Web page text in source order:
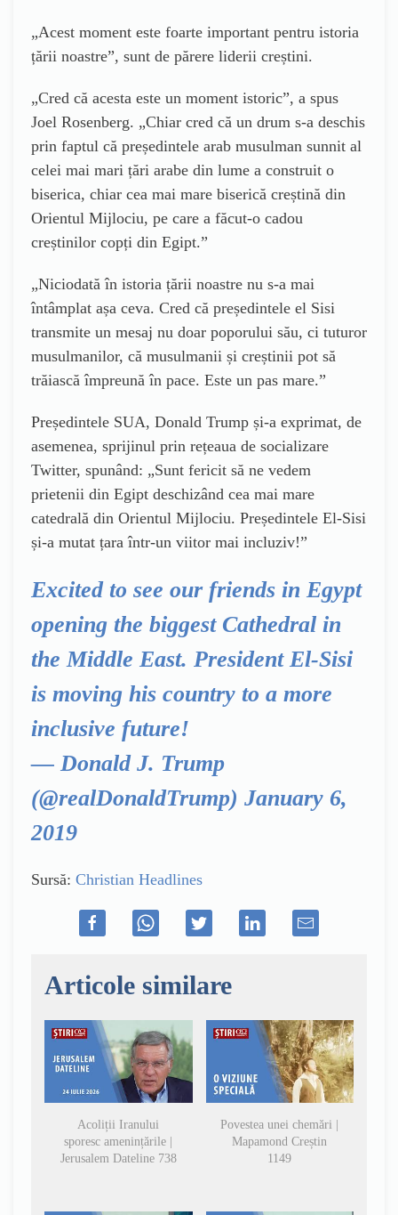
„Acest moment este foarte important pentru istoria
țării noastre”, sunt de părere liderii creștini.
„Cred că acesta este un moment istoric”, a spus
Joel Rosenberg. „Chiar cred că un drum s-a deschis
prin faptul că președintele arab musulman sunnit al
celei mai mari țări arabe din lume a construit o
biserica, chiar cea mai mare biserică creștină din
Orientul Mijlociu, pe care a făcut-o cadou
creștinilor copți din Egipt.”
„Niciodată în istoria țării noastre nu s-a mai
întâmplat așa ceva. Cred că președintele el Sisi
transmite un mesaj nu doar poporului său, ci tuturor
musulmanilor, că musulmanii și creștinii pot să
trăiască împreună în pace. Este un pas mare.”
Președintele SUA, Donald Trump și-a exprimat, de
asemenea, sprijinul prin rețeaua de socializare
Twitter, spunând: „Sunt fericit să ne vedem
prietenii din Egipt deschizând cea mai mare
catedrală din Orientul Mijlociu. Președintele El-Sisi
și-a mutat țara într-un viitor mai incluziv!”
Excited to see our friends in Egypt
opening the biggest Cathedral in
the Middle East. President El-Sisi
is moving his country to a more
inclusive future!
— Donald J. Trump
(@realDonaldTrump) January 6,
2019
Sursă: Christian Headlines
Articole similare
Acoliții Iranului
sporesc amenințările |
Jerusalem Dateline 738
Povestea unei chemări |
Mapamond Creștin
1149